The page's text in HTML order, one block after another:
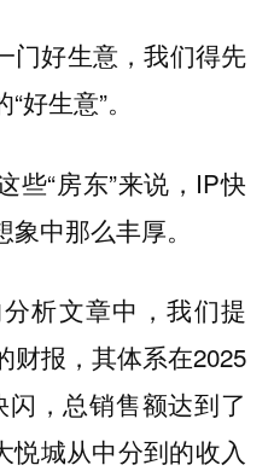
门好生意，我们得先
好生意”。
些“房东”来说，IP快
中那么丰厚。
析文章中，我们提
财报，其体系在2025
，总销售额达到了
悦城从中分到的收入